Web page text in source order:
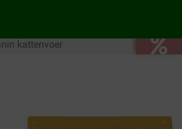
kattenvoer